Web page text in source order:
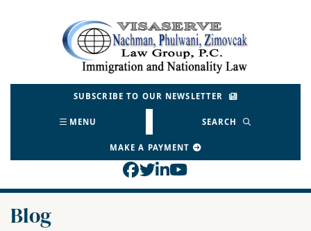
Return home
SUBSCRIBE TO OUR NEWSLETTER
MENU SEARCH
MAKE A PAYMENT
View our profile on
View our feed on
View our firm profile
View our channel
Blog